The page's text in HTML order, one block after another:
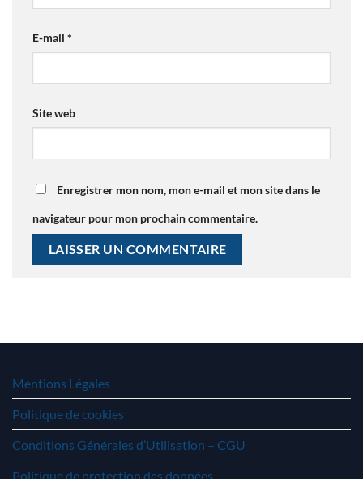
E-mail *
Site web
Enregistrer mon nom, mon e-mail et mon site dans le
navigateur pour mon prochain commentaire.
Mentions Légales
Politique de cookies
Conditions Générales d’Utilisation – CGU
Politique de protection des données